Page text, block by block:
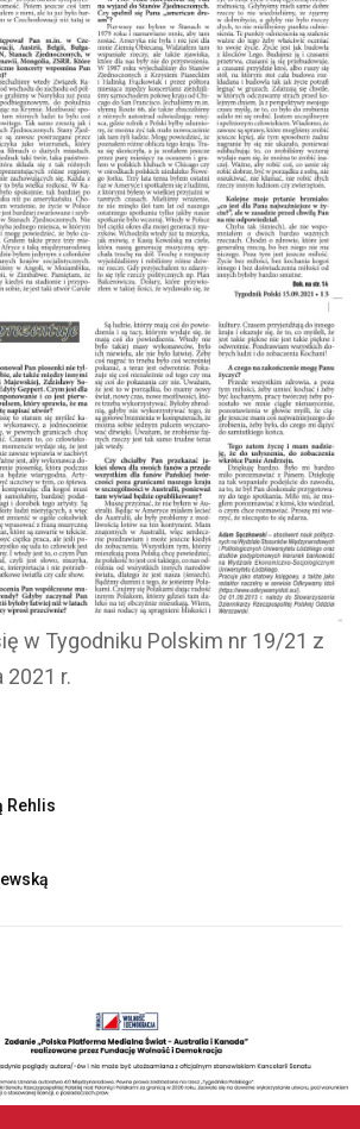
w Tygodniku Polskim nr 19/21 z
2021 r.
Rehlis